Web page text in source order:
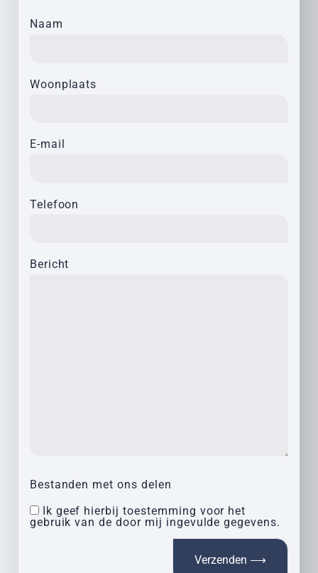
Naam
Woonplaats
E-mail
Telefoon
Bericht
Bestanden met ons delen
Ik geef hierbij toestemming voor het
gebruik van de door mij ingevulde gegevens.